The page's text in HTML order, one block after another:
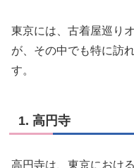
東京には、古着屋巡り
が、その中でも特に訪
す。
1. 高円寺
高円寺は、東京におけ